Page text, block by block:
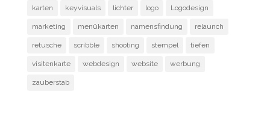
karten keyvisuals lichter logo Logodesign
marketing menükarten namensfindung relaunch
retusche scribble shooting stempel tiefen
visitenkarte webdesign website werbung
zauberstab